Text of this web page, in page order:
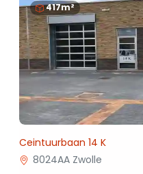
417m²
Ceintuurbaan 14 K
8024AA Zwolle